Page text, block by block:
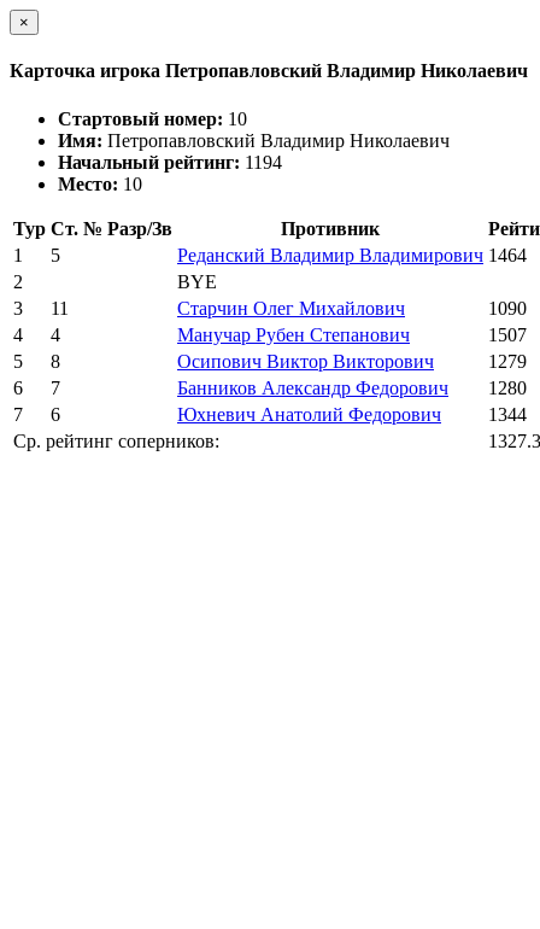
×
Карточка игрока Петропавловский Владимир Николаевич
Стартовый номер: 10
Имя: Петропавловский Владимир Николаевич
Начальный рейтинг: 1194
Место: 10
Тур Ст. № Разр/Зв Противник
1
5 Реданский Владимир Владимирович 1464
2
BYE
3
11 Старчин Олег Михайлович
1090
4
4 Манучар Рубен Степанович
1507
5
8 Осипович Виктор Викторович
1279
6
7 Банников Александр Федорович
1280
7
6 Юхневич Анатолий Федорович
1344
Ср. рейтинг соперников: